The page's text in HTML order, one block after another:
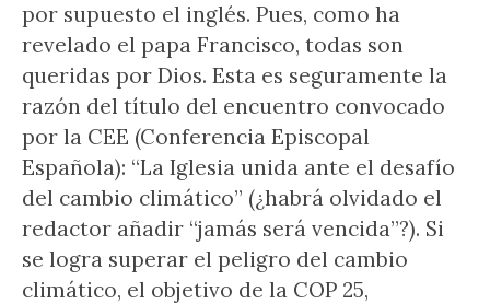
por supuesto el inglés. Pues, como ha
revelado el papa Francisco, todas son
queridas por Dios. Esta es seguramente la
razón del título del encuentro convocado
por la CEE (Conferencia Episcopal
Española): “La Iglesia unida ante el desafío
del cambio climático” (¿habrá olvidado el
redactor añadir “jamás será vencida”?). Si
se logra superar el peligro del cambio
climático, el objetivo de la COP 25,